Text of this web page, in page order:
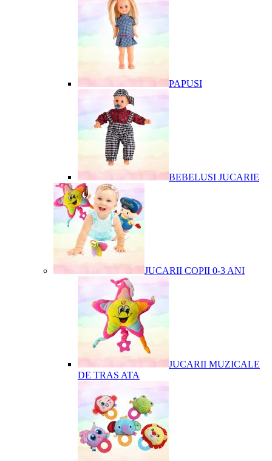
PAPUSI
BEBELUSI JUCARIE
JUCARII COPII 0-3 ANI
JUCARII MUZICALE
DE TRAS ATA